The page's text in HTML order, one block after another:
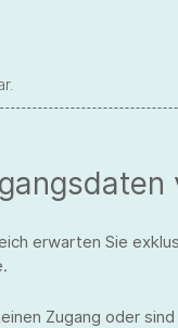
erwarten Sie
Zugang oder